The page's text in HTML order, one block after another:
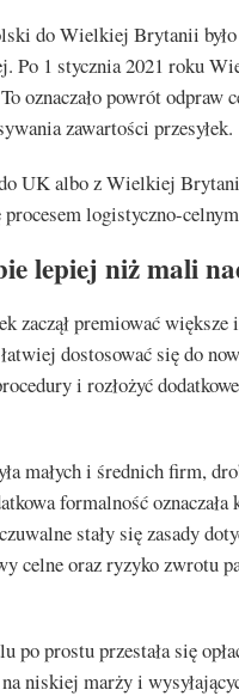
do Wielkiej Brytanii
Po 1 stycznia 2021 roku
oznaczało powrót odpraw
zawartości przesyłek.
UK albo z Wielkiej
procesem logistyczno-
lepiej niż mali
zaczął premiować większe
dostosować się do
i rozłożyć
małych i średnich firm,
formalność oznaczała
stały się zasady
celne oraz ryzyko zwrotu
po prostu przestała się
na niskiej marży i